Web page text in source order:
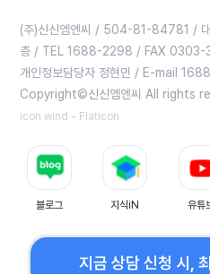
지금 상담 신청 시,
(주)신신엠엔씨 / 504-81-84781 /
층 / TEL 1688-2298 / FAX
개인정보담당자 정현민 / E-mail
Copyright©신신엠엔씨 All rights
icon wind - Flaticon